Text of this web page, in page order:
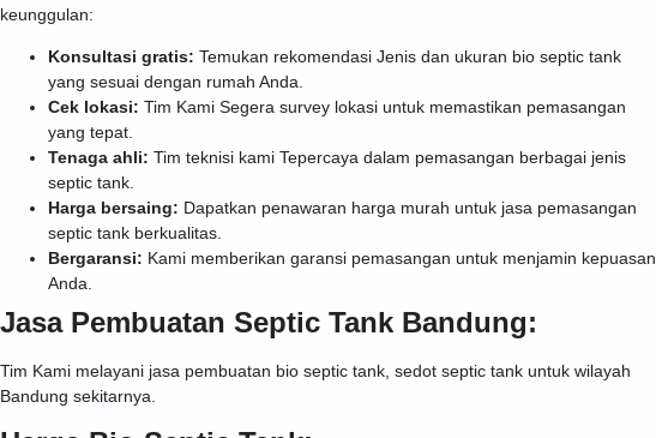
keunggulan:
Konsultasi gratis: Temukan rekomendasi Jenis dan ukuran bio septic tank
yang sesuai dengan rumah Anda.
Cek lokasi: Tim Kami Segera survey lokasi untuk memastikan pemasangan
yang tepat.
Tenaga ahli: Tim teknisi kami Tepercaya dalam pemasangan berbagai jenis
septic tank.
Harga bersaing: Dapatkan penawaran harga murah untuk jasa pemasangan
septic tank berkualitas.
Bergaransi: Kami memberikan garansi pemasangan untuk menjamin kepuasan
Anda.
Jasa Pembuatan Septic Tank Bandung:
Tim Kami melayani jasa pembuatan bio septic tank, sedot septic tank untuk wilayah
Bandung sekitarnya.